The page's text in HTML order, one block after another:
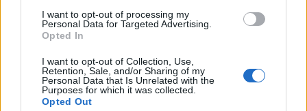
I want to opt-out of processing my
Personal Data for Targeted Advertising.
Opted In
I want to opt-out of Collection, Use,
Retention, Sale, and/or Sharing of my
Personal Data that Is Unrelated with the
Purposes for which it was collected.
Opted Out
Ricevi le nostre ultime news
daGoogle News